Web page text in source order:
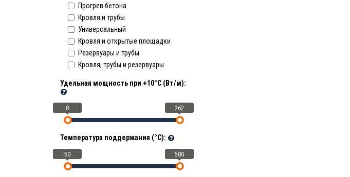
Прогрев бетона
Кровля и трубы
Универсальный
Кровля и открытые площадки
Резервуары и трубы
Кровля, трубы и резервуары
Удельная мощность при +10°С (Вт/м):
8 262
Температура поддержания (°С):
50 500